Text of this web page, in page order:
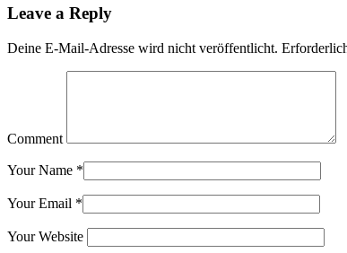
Leave a Reply
Deine E-Mail-Adresse wird nicht veröffentlicht.
Comment
Your Name *
Your Email *
Your Website